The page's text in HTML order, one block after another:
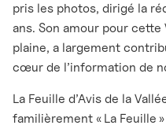
pris les photos, dirigé la
ans. Son amour pour
plaine, a largement
cœur de l’information de
La Feuille d’Avis de la
familièrement « La Feuille